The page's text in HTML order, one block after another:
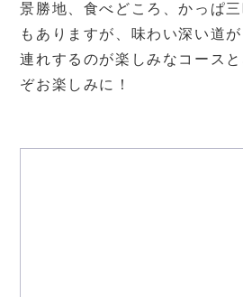
景勝地、食べどころ、かっぱ
もありますが、味わい深い道
連れするのが楽しみなコース
ぞお楽しみに！